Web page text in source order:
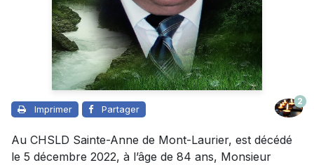
Imprimer Partager
2
Au CHSLD Sainte-Anne de Mont-Laurier, est décédé
le 5 décembre 2022, à l’âge de 84 ans, Monsieur